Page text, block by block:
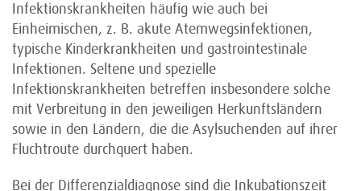
Infektionskrankheiten häufig wie auch bei
Einheimischen, z. B. akute Atemwegsinfektionen,
typische Kinderkrankheiten und gastrointestinale
Infektionen. Seltene und spezielle
Infektionskrankheiten betreffen insbesondere solche
mit Ver­breitung in den jeweiligen Herkunftsländern
sowie in den Ländern, die die Asylsuchenden auf ihrer
Fluchtroute durchquert haben.
Bei der Differenzialdiagnose sind die Inkubationszeit